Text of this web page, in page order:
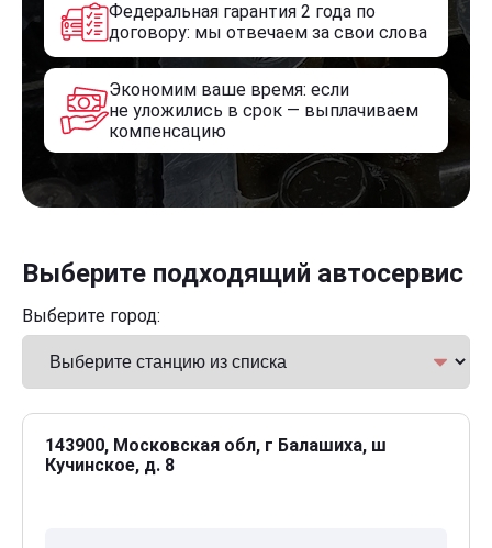
Федеральная гарантия 2 года по
договору: мы отвечаем за свои слова
Экономим ваше время: если
не уложились в срок — выплачиваем
компенсацию
Выберите подходящий автосервис
Выберите город:
143900, Московская обл, г Балашиха, ш
Кучинское, д. 8